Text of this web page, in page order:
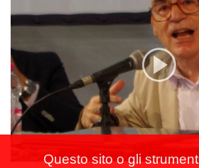
Questo sito o gli